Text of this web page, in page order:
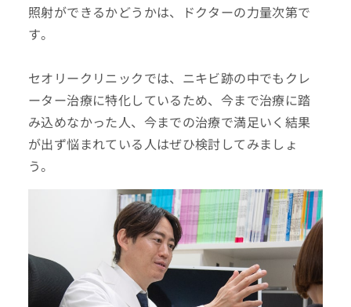
照射ができるかどうかは、ドクターの力量次第で
す。
セオリークリニックでは、ニキビ跡の中でもクレ
ーター治療に特化しているため、今まで治療に踏
み込めなかった人、今までの治療で満足いく結果
が出ず悩まれている人はぜひ検討してみましょ
う。